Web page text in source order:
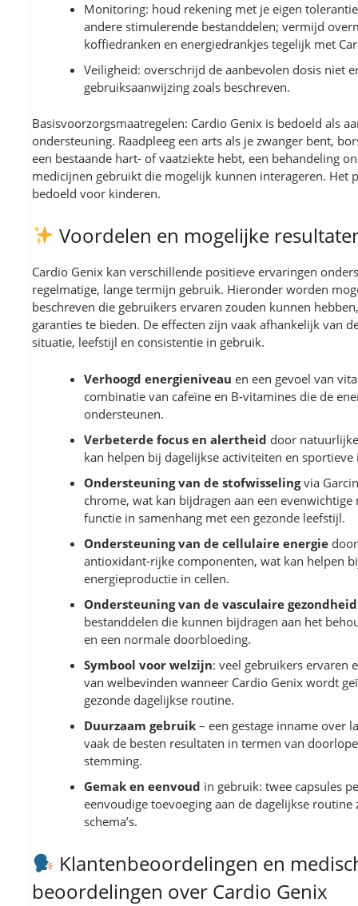
Monitoring: houd rekening met je eigen
andere stimulerende bestanddelen; vermijd
koffiedranken en energiedrankjes tegelijk met
Veiligheid: overschrijd de aanbevolen dosis niet
gebruiksaanwijzing zoals beschreven.
Basisvoorzorgsmaatregelen: Cardio Genix is bedoeld als
ondersteuning. Raadpleeg een arts als je zwanger bent,
een bestaande hart- of vaatziekte hebt, een behandeling
medicijnen gebruikt die mogelijk kunnen interageren. Het
bedoeld voor kinderen.
Voordelen en mogelijke
Cardio Genix kan verschillende positieve ervaringen
regelmatige, lange termijn gebruik. Hieronder worden
beschreven die gebruikers ervaren zouden kunnen
garanties te bieden. De effecten zijn vaak afhankelijk van
situatie, leefstijl en consistentie in gebruik.
Verhoogd energieniveau en een gevoel van
combinatie van cafeïne en B-vitamines die de
ondersteunen.
Verbeterde focus en alertheid door
kan helpen bij dagelijkse activiteiten en sportieve
Ondersteuning van de stofwisselingvia
chrome, wat kan bijdragen aan een evenwichtige
functie in samenhang met een gezonde leefstijl.
Ondersteuning van de cellulaire energie
antioxidant-rijke componenten, wat kan helpen
energieproductie in cellen.
Ondersteuning van de vasculaire gezondheid
bestanddelen die kunnen bijdragen aan het
en een normale doorbloeding.
Symbool voor welzijn: veel gebruikers ervaren
van welbevinden wanneer Cardio Genix wordt
gezonde dagelijkse routine.
Duurzaam gebruik – een gestage inname over
vaak de besten resultaten in termen van
stemming.
Gemak en eenvoud in gebruik: twee capsules
eenvoudige toevoeging aan de dagelijkse
schema’s.
Klantenbeoordelingen en
beoordelingen over Cardio Genix